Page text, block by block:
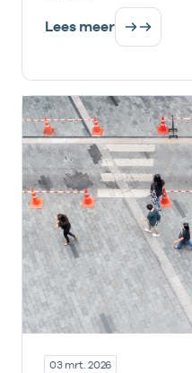
Lees meer
03 mrt. 2026